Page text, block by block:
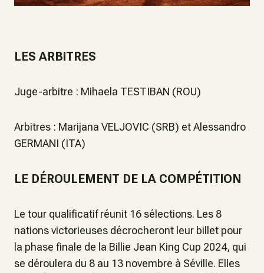
LES ARBITRES
Juge-arbitre : Mihaela TESTIBAN (ROU)
Arbitres : Marijana VELJOVIC (SRB) et Alessandro
GERMANI (ITA)
LE DÉROULEMENT DE LA COMPÉTITION
Le tour qualificatif réunit 16 sélections. Les 8
nations victorieuses décrocheront leur billet pour
la phase finale de la Billie Jean King Cup 2024, qui
se déroulera du 8 au 13 novembre à Séville. Elles